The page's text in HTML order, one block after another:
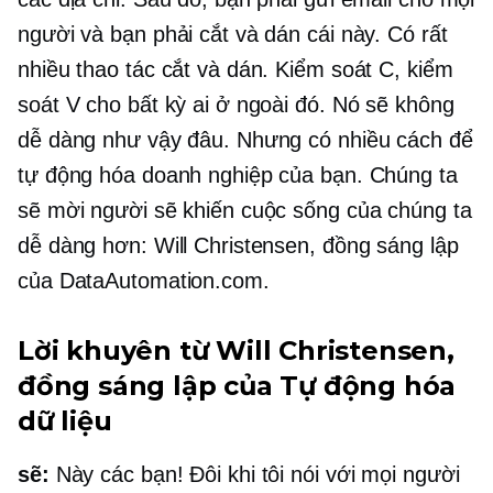
người và bạn phải cắt và dán cái này. Có rất
nhiều thao tác cắt và dán. Kiểm soát C, kiểm
soát V cho bất kỳ ai ở ngoài đó. Nó sẽ không
dễ dàng như vậy đâu. Nhưng có nhiều cách để
tự động hóa doanh nghiệp của bạn. Chúng ta
sẽ mời người sẽ khiến cuộc sống của chúng ta
dễ dàng hơn: Will Christensen, đồng sáng lập
của DataAutomation.com.
Lời khuyên từ Will Christensen,
đồng sáng lập của Tự động hóa
dữ liệu
sẽ: Này các bạn! Đôi khi tôi nói với mọi người